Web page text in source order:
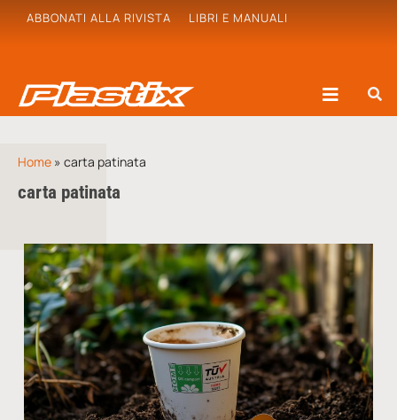
ABBONATI ALLA RIVISTA LIBRI E MANUALI
Home » carta patinata
carta patinata